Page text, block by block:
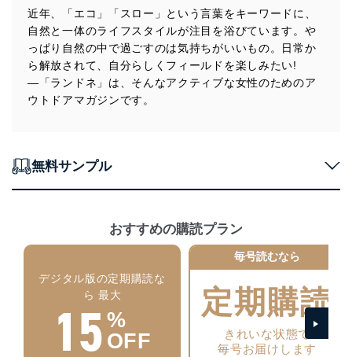
当社は、個人情報の正確性及び安全性を確保するため
に、下記セキュリティ対策をはじめとする安全対策を実
施し、個人情報の漏えい、滅失またはき損の防止及び是
正に努めます。
個人データを取り扱うことのできる機器及び当該
機器を取り扱う従業者を明確化し、 個人データへ
機器に標準装備されているユーザー制御機能（ユ
ベース等を取り扱う情報システムを使用する従業
外部からの不正アクセス等の防止
個人データを取り扱う機器等のオペレーティング
システムを最新の状態に保持しています。
個人データを取り扱う機器等にセキュリティ対策
ソフトウェア等を導入し、自動更新 機能等の活用
により、これを最新状態としています。
情報システムの使用に伴う漏洩等の防止
近年、「エコ」「スロー」という言葉をキーワードに、
自然と一体のライフスタイルが注目を浴びています。や
っぱり自然の中で過ごすのは気持ちがいいもの。日常か
ら解放されて、自分らしくフィールドを楽しみたい!
―「ランドネ」は、そんなアクティブな女性のためのア
ウトドアマガジンです。
無料サンプル
おすすめの購読プラン
デジタル版の定期購読な
ら 最大
15 %
OFF
毎号読むなら
定期購読
きれいな状態で
毎号お届けします